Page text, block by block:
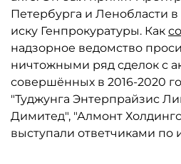
Петербурга и Ленобласти в
иску Генпрокуратуры. Как
надзорное ведомство
ничтожными ряд сделок с
совершённых в 2016-2020
"Туджунга Энтерпрайзис
Димитед", "Алмонт
выступали ответчиками по